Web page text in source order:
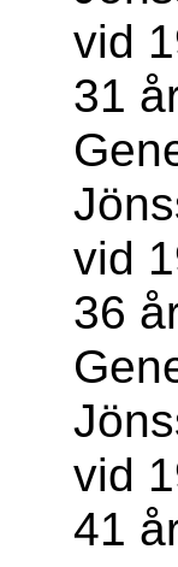
vid
31
vid
36
vid
41